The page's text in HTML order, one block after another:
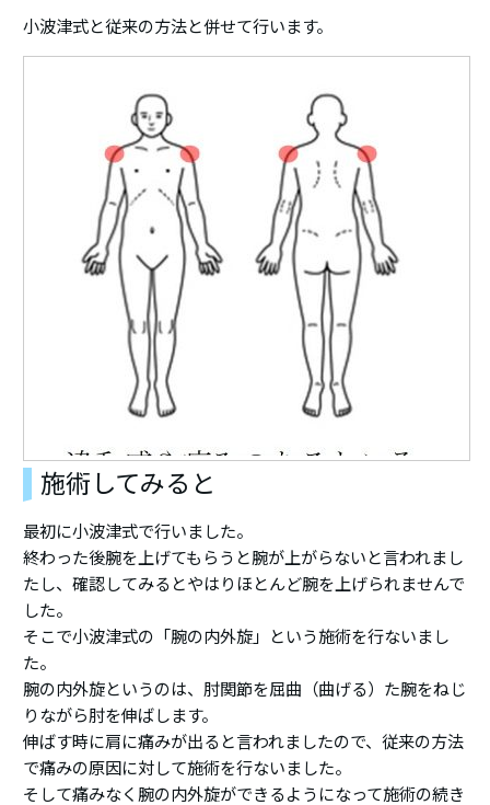
小波津式と従来の方法と併せて行います。
施術してみると
最初に小波津式で行いました。
終わった後腕を上げてもらうと腕が上がらないと言われまし
たし、確認してみるとやはりほとんど腕を上げられませんで
した。
そこで小波津式の「腕の内外旋」という施術を行ないまし
た。
腕の内外旋というのは、肘関節を屈曲（曲げる）た腕をねじ
りながら肘を伸ばします。
伸ばす時に肩に痛みが出ると言われましたので、従来の方法
で痛みの原因に対して施術を行ないました。
そして痛みなく腕の内外旋ができるようになって施術の続き